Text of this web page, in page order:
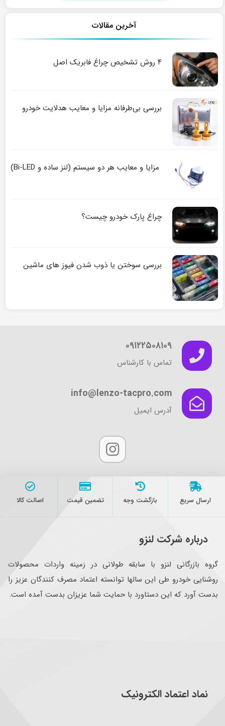
آخرین مقالات
۴ روش تشخیص چراغ فابریک اصل
بررسی بی‌طرفانه مزایا و معایب هدلایت خودرو
مزایا و معایب هر دو سیستم (لنز ساده و Bi-LED)
چراغ پارک خودرو چیست؟
بررسی سوختن یا ذوب شدن فیوز های ماشین
۰۹۱۲۲۵۰۸۱۰۹
تماس با کارشناس
info@lenzo-tacpro.com
آدرس ایمیل
ارسال سریع بازگشت وجه تضمین قیمت اصالت کالا
درباره شرکت لنزو
گروه بازرگانی لنزو با سابقه طولانی در زمینه واردات محصولات
روشنایی خودرو طی این سالها توانسته اعتماد مصرف کنندگان عزیز را
بدست آورد که این دستاورد با حمایت شما عزیزان بدست آمده است.
نماد اعتماد الکترونیک